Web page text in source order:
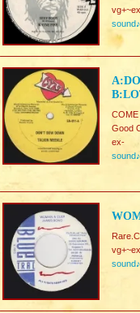
sound♪
COME
Good
ex-
sound♪
sound♪